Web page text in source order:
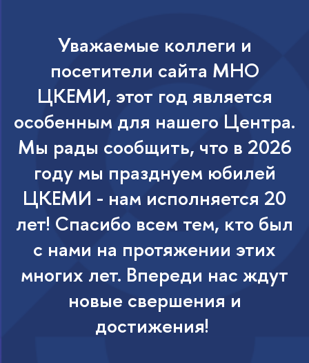
Уважаемые коллеги и
посетители сайта МНО
ЦКЕМИ, этот год является
особенным для нашего Центра.
Мы рады сообщить, что в 2026
году мы празднуем юбилей
ЦКЕМИ - нам исполняется 20
лет! Спасибо всем тем, кто был
с нами на протяжении этих
многих лет. Впереди нас ждут
новые свершения и
достижения!